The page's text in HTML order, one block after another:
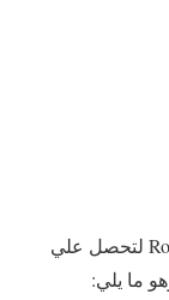
والأن شاهد معك رمز كوبون خصم متجر Rouge7 لتحصل علي
ما يلي: